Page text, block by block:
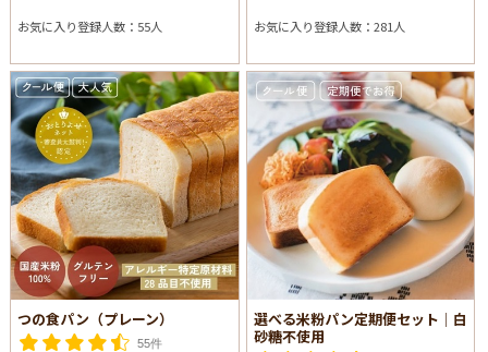
お気に入り登録人数：55人 お気に入り登録人数：281人
つの食パン（プレーン）
55件
選べる米粉パン定期便セット│白
砂糖不使用